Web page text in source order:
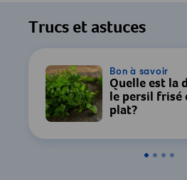
Trucs et astuces
Bon à savoir
Quelle est la
le persil frisé
plat?